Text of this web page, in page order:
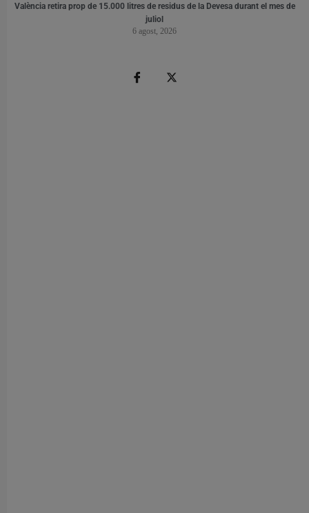
València retira prop de 15.000 litres de residus de la Devesa durant el mes de
juliol
6 agost, 2026